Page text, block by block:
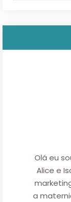
Olá eu
Alice e
a